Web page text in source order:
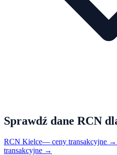
Sprawdź dane RCN
RCN Kielce— ceny transakcyjne →
transakcyjne →